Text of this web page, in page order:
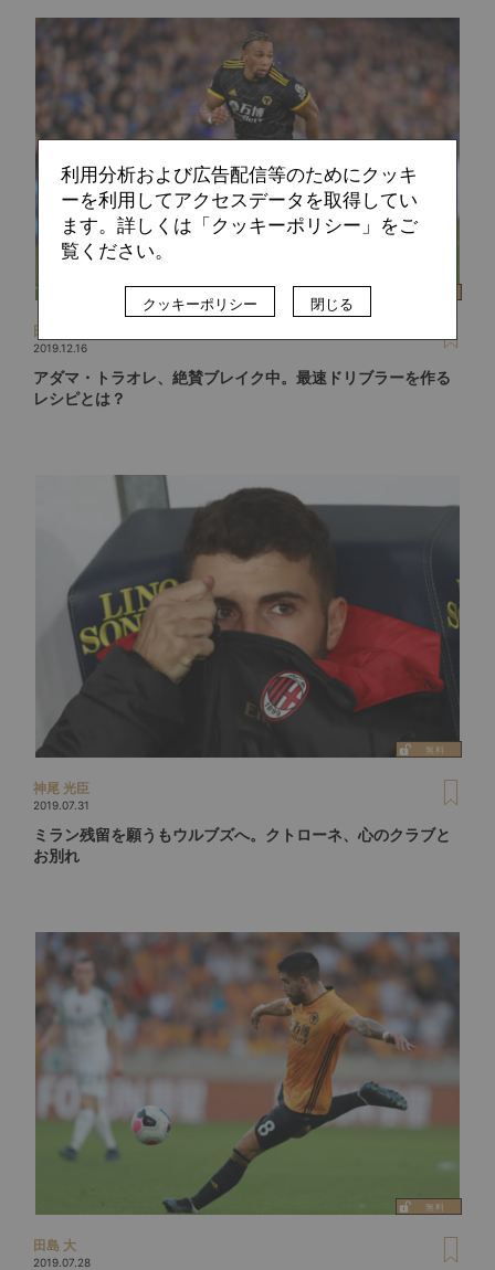
田島 大
2019.12.16
アダマ・トラオレ、絶賛ブレイク中。最速ドリブラーを作る
レシピとは？
神尾 光臣
2019.07.31
ミラン残留を願うもウルブズへ。クトローネ、心のクラブと
お別れ
田島 大
2019.07.28
利用分析および広告配信等のためにクッキ
ーを利用してアクセスデータを取得してい
ます。詳しくは「クッキーポリシー」をご
覧ください。
クッキーポリシー 閉じる